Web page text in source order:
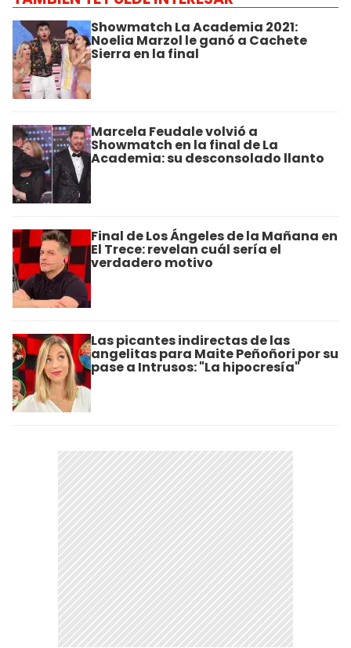
Showmatch La Academia 2021:
Noelia Marzol le ganó a Cachete
Sierra en la final
Marcela Feudale volvió a
Showmatch en la final de La
Academia: su desconsolado llanto
Final de Los Ángeles de la Mañana en
El Trece: revelan cuál sería el
verdadero motivo
Las picantes indirectas de las
angelitas para Maite Peñoñori por su
pase a Intrusos: "La hipocresía"